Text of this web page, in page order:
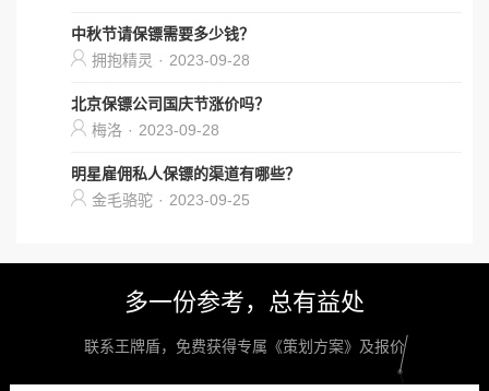
中秋节请保镖需要多少钱？
拥抱精灵 · 2023-09-28
北京保镖公司国庆节涨价吗？
梅洛 · 2023-09-28
明星雇佣私人保镖的渠道有哪些？
金毛骆驼 · 2023-09-25
多一份参考，总有益处
联系王牌盾，免费获得专属《策划方案》及报价